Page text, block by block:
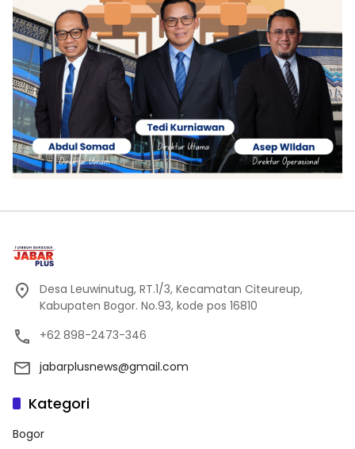
Desa Leuwinutug, RT.1/3, Kecamatan Citeureup,
Kabupaten Bogor. No.93, kode pos 16810
+62 898-2473-346
jabarplusnews@gmail.com
Kategori
Bogor